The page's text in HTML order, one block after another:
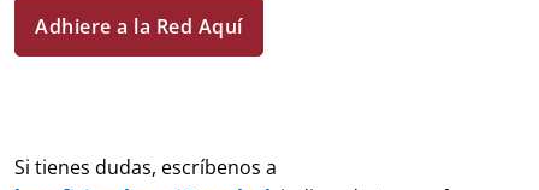
Adhiere a la Red Aquí
Si tienes dudas, escríbenos a